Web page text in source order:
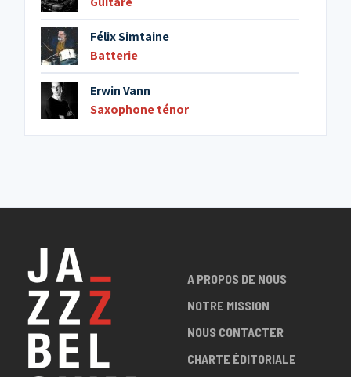
Félix Simtaine
Batterie
Erwin Vann
Saxophone ténor
A PROPOS DE NOUS
NOTRE MISSION
NOUS CONTACTER
CHARTE ÉDITORIALE